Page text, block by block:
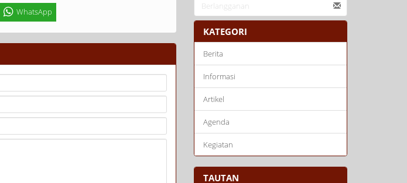
WhatsApp
KATEGORI
Berita
Informasi
Artikel
Agenda
Kegiatan
TAUTAN